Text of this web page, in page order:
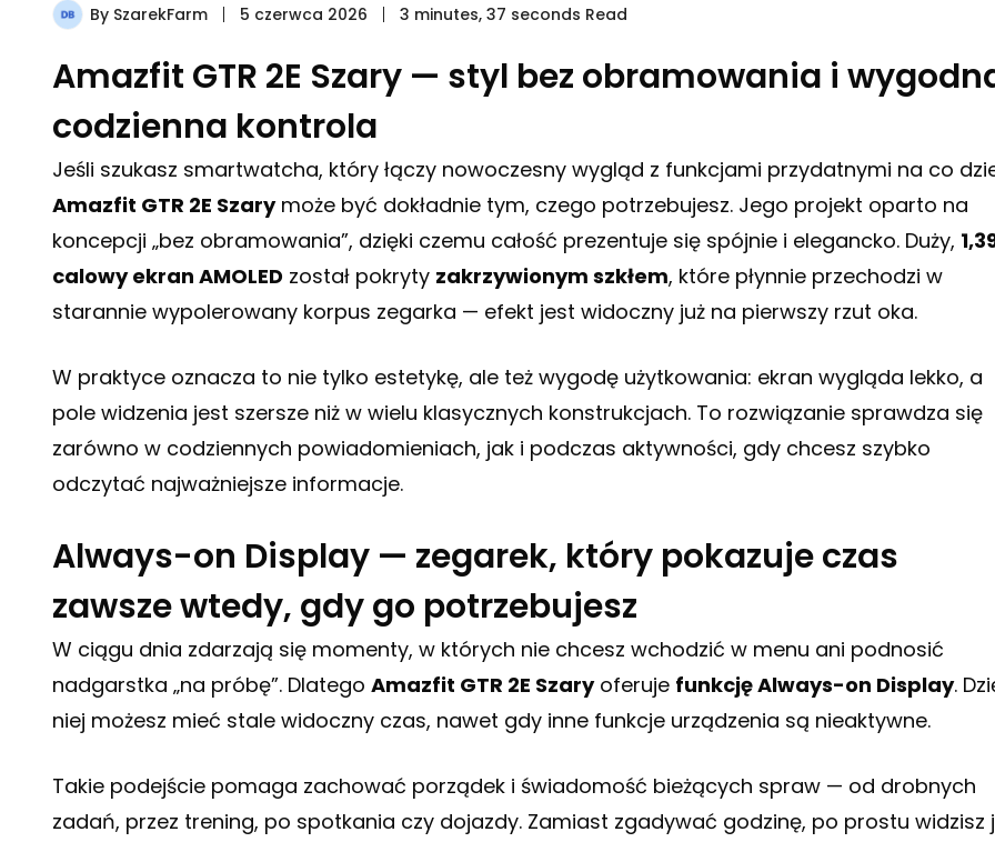
By SzarekFarm 5 czerwca 2026 3 minutes, 37 seconds Read
Amazfit GTR 2E Szary — styl bez obramowania i
codzienna kontrola
Jeśli szukasz smartwatcha, który łączy nowoczesny wygląd z funkcjami przydatnymi na co
Amazfit GTR 2E Szarymoże być dokładnie tym, czego potrzebujesz. Jego projekt oparto na
koncepcji „bez obramowania”, dzięki czemu całość prezentuje się spójnie i elegancko. Duży,
calowy ekran AMOLED został pokryty zakrzywionym szkłem, które płynnie przechodzi w
starannie wypolerowany korpus zegarka — efekt jest widoczny już na pierwszy rzut oka.
W praktyce oznacza to nie tylko estetykę, ale też wygodę użytkowania: ekran wygląda lekko, a
pole widzenia jest szersze niż w wielu klasycznych konstrukcjach. To rozwiązanie sprawdza się
zarówno w codziennych powiadomieniach, jak i podczas aktywności, gdy chcesz szybko
odczytać najważniejsze informacje.
Always-on Display — zegarek, który pokazuje czas
zawsze wtedy, gdy go potrzebujesz
W ciągu dnia zdarzają się momenty, w których nie chcesz wchodzić w menu ani podnosić
nadgarstka „na próbę”. Dlatego Amazfit GTR 2E Szaryoferuje funkcję Always-on Display.
niej możesz mieć stale widoczny czas, nawet gdy inne funkcje urządzenia są nieaktywne.
Takie podejście pomaga zachować porządek i świadomość bieżących spraw — od drobnych
zadań, przez trening, po spotkania czy dojazdy. Zamiast zgadywać godzinę, po prostu widzisz